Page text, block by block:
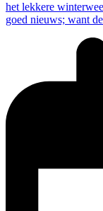
het lekkere
goed nieuws; want